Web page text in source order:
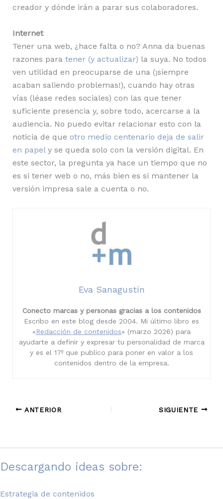
creador y dónde irán a parar sus colaboradores.
Internet
Tener una web, ¿hace falta o no? Anna da buenas
razones para tener (y actualizar) la suya. No todos
ven utilidad en preocuparse de una (¡siempre
acaban saliendo problemas!), cuando hay otras
vías (léase redes sociales) con las que tener
suficiente presencia y, sobre todo, acercarse a la
audiencia. No puedo evitar relacionar esto con la
noticia de que otro medio centenario deja de salir
en papely se queda solo con la versión digital. En
este sector, la pregunta ya hace un tiempo que no
es si tener web o no, más bien es si mantener la
versión impresa sale a cuenta o no.
Eva Sanagustín
Conecto marcas y personas gracias a los contenidos
Escribo en este blog desde 2004. Mi último libro es
«Redacción de contenidos» (marzo 2026) para
ayudarte a definir y expresar tu personalidad de marca
y es el 17º que publico para poner en valor a los
contenidos dentro de la empresa.
ANTERIOR SIGUIENTE
Descargando ideas sobre:
Estrategia de contenidos